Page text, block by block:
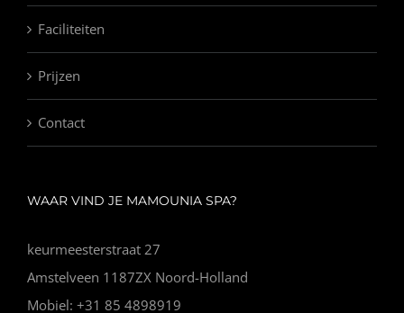
Faciliteiten
Prijzen
Contact
WAAR VIND JE MAMOUNIA SPA?
keurmeesterstraat 27
Amstelveen 1187ZX Noord-Holland
Mobiel: +31 85 4898919